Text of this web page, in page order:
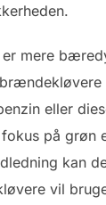
er mere
eller
på grøn
kan
vil